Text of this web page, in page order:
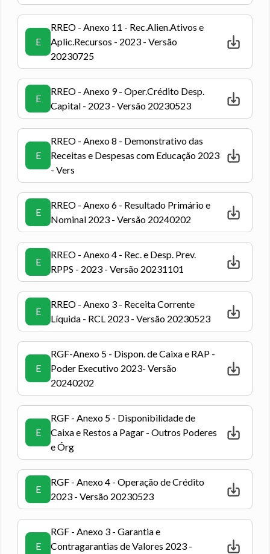
E
RREO - Anexo 11 - Rec.Alien.Ativos e
Aplic.Recursos - 2023 - Versão
20230725
E
RREO - Anexo 9 - Oper.Crédito Desp.
Capital - 2023 - Versão 20230523
E
RREO - Anexo 8 - Demonstrativo das
Receitas e Despesas com Educação 2023
- Vers
E
RREO - Anexo 6 - Resultado Primário e
Nominal 2023 - Versão 20240202
E
RREO - Anexo 4 - Rec. e Desp. Prev.
RPPS - 2023 - Versão 20231101
E
RREO - Anexo 3 - Receita Corrente
Líquida - RCL 2023 - Versão 20230523
E
RGF-Anexo 5 - Dispon. de Caixa e RAP -
Poder Executivo 2023- Versão
20240202
E
RGF - Anexo 5 - Disponibilidade de
Caixa e Restos a Pagar - Outros Poderes
e Órg
E
RGF - Anexo 4 - Operação de Crédito
2023 - Versão 20230523
E
RGF - Anexo 3 - Garantia e
Contragarantias de Valores 2023 -